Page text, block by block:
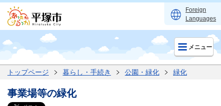
Foreign
Languages
メニュー
トップページ 暮らし・手続き 公園・緑化 緑化
事業場等の緑化